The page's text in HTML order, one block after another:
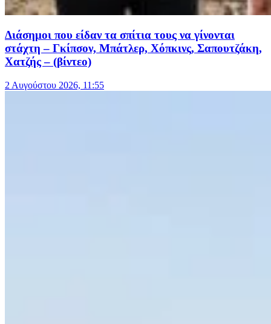
Διάσημοι που είδαν τα σπίτια τους να γίνονται
στάχτη – Γκίπσον, Μπάτλερ, Χόπκινς, Σαπουτζάκη,
Χατζής – (βίντεο)
2 Αυγούστου 2026, 11:55